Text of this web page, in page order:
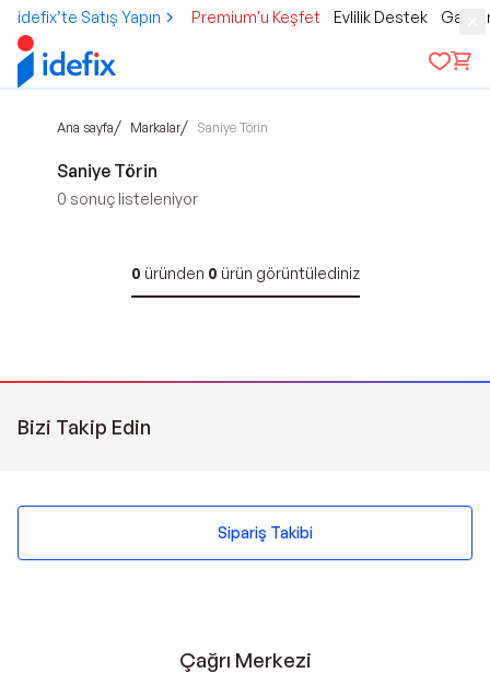
idefix’te Satış Yapın Premium'u Keşfet Evlilik Destek
Ana sayfa/ Markalar/ Saniye Törin
Saniye Törin
0 sonuç listeleniyor
0 üründen 0 ürün görüntülediniz
Bizi Takip Edin
Sipariş Takibi
Çağrı Merkezi